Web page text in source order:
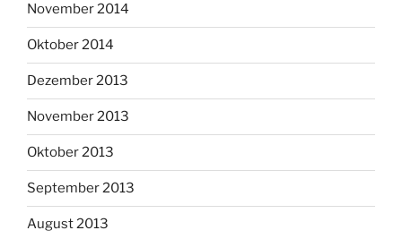
November 2014
Oktober 2014
Dezember 2013
November 2013
Oktober 2013
September 2013
August 2013